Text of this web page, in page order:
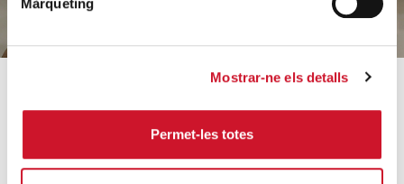
Màrqueting
Mostrar-ne els detalls
Permet-les totes
SOBRE CÀRITAS
Equip
COM AJUDEM
Coneix els nostres
projectes